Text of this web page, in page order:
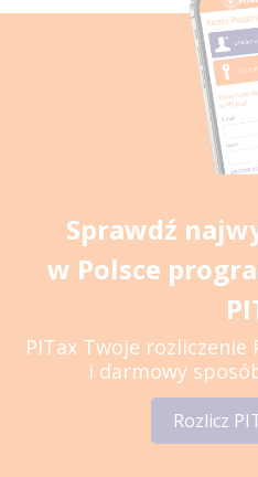
Sprawdź
w Polsce
PITax Twoje
i darmowy
Rozlicz